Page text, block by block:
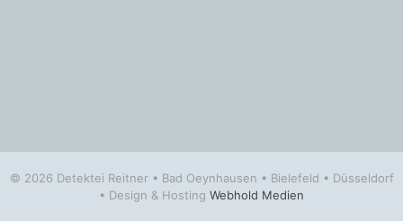
© 2026 Detektei Reitner • Bad Oeynhausen • Bielefeld • Düsseldorf
• Design & Hosting Webhold Medien